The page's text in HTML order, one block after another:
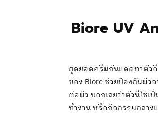
Biore UV
สุดยอดครีมกันแดดทาตัว
ของ Biore ช่วยป้องกันผิว
ต่อผิว บอกเลยว่าตัวนี้ใช้เ
ทำงาน หรือกิจกรรมกลาง